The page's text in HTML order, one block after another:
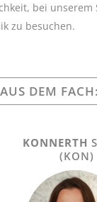
bei
zu besuchen.
DEM
KONNERTH
(KON)